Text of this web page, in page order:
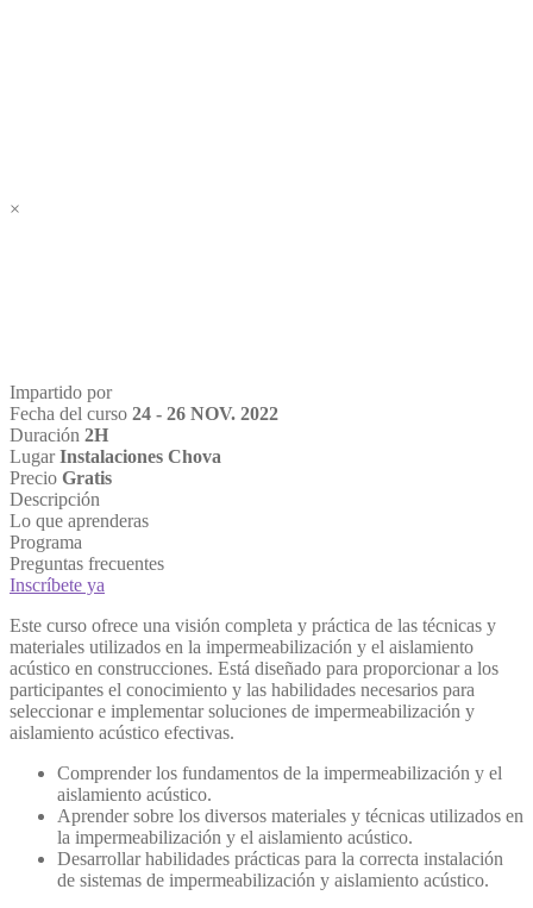
×
Impartido por
Fecha del curso 24 - 26 NOV. 2022
Duración 2H
Lugar Instalaciones Chova
Precio Gratis
Descripción
Lo que aprenderas
Programa
Preguntas frecuentes
Inscríbete ya
Este curso ofrece una visión completa y práctica de las técnicas y
materiales utilizados en la impermeabilización y el aislamiento
acústico en construcciones. Está diseñado para proporcionar a los
participantes el conocimiento y las habilidades necesarios para
seleccionar e implementar soluciones de impermeabilización y
aislamiento acústico efectivas.
Comprender los fundamentos de la impermeabilización y el
aislamiento acústico.
Aprender sobre los diversos materiales y técnicas utilizados en
la impermeabilización y el aislamiento acústico.
Desarrollar habilidades prácticas para la correcta instalación
de sistemas de impermeabilización y aislamiento acústico.